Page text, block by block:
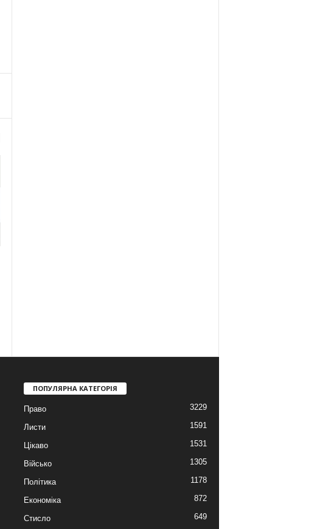
ПОПУЛЯРНА КАТЕГОРІЯ
Право 3229
Листи 1591
Цікаво 1531
Військо 1305
Політика 1178
Економіка 872
Стисло 649